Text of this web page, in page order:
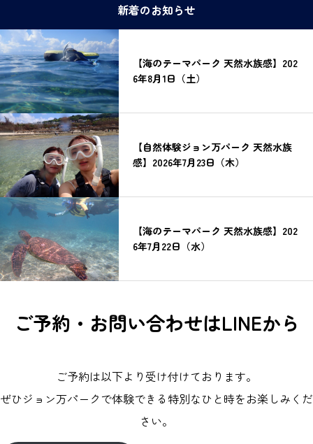
新着のお知らせ
【海のテーマパーク 天然水族感】202
6年8月1日（土）
【自然体験ジョン万パーク 天然水族
感】2026年7月23日（木）
【海のテーマパーク 天然水族感】202
6年7月22日（水）
ご予約・お問い合わせはLINEから
ご予約は以下より受け付けております。
ぜひジョン万パークで体験できる特別なひと時をお楽しみくだ
さい。